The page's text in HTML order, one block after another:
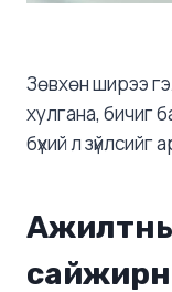
Зөвхөн ширээ
хулгана, бичиг
бүхий л